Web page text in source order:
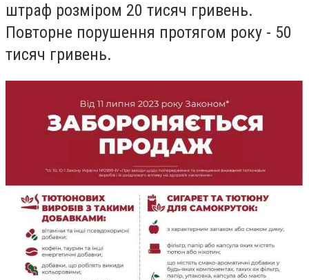
штраф розміром 20 тисяч гривень.
Повторне порушення протягом року - 50
тисяч гривень.